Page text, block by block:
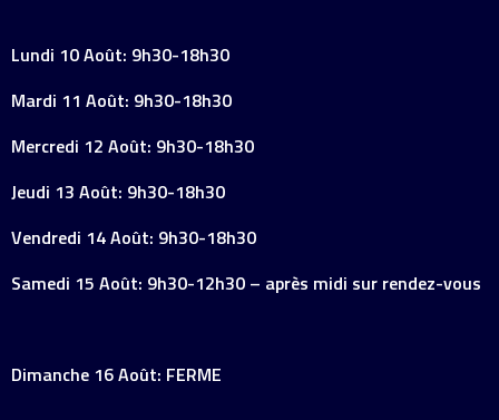
Lundi 10 Août: 9h30-18h30
Mardi 11 Août: 9h30-18h30
Mercredi 12 Août: 9h30-18h30
Jeudi 13 Août: 9h30-18h30
Vendredi 14 Août: 9h30-18h30
Samedi 15 Août: 9h30-12h30 – après midi sur rendez-vous
Dimanche 16 Août: FERME